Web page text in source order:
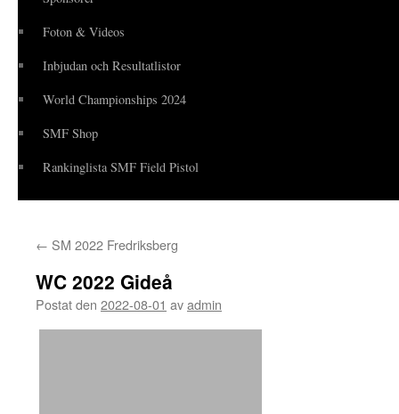
Foton & Videos
Inbjudan och Resultatlistor
World Championships 2024
SMF Shop
Rankinglista SMF Field Pistol
← SM 2022 Fredriksberg
WC 2022 Gideå
Postat den 2022-08-01 avadmin